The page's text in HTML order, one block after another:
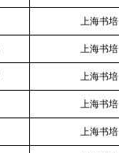
上海书培
上海书培
上海书培
上海书培
上海书培